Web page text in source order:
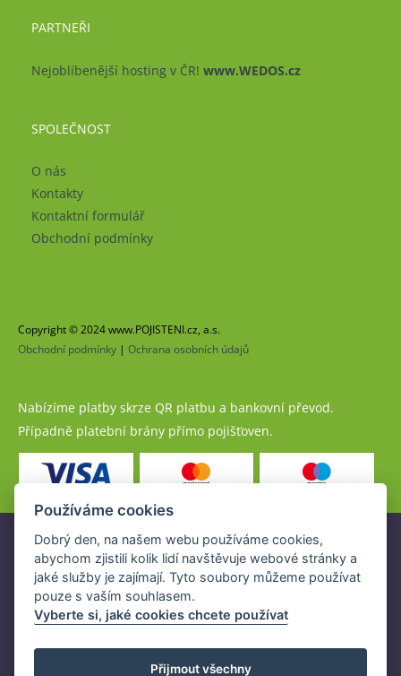
PARTNEŘI
Nejoblíbenější hosting v ČR! www.WEDOS.cz
SPOLEČNOST
O nás
Kontakty
Kontaktní formulář
Obchodní podmínky
Copyright © 2024 www.POJISTENI.cz, a.s.
Obchodní podmínky | Ochrana osobních údajů
Nabízíme platby skrze QR platbu a bankovní převod.
Případně platební brány přímo pojišťoven.
Pojistné produkty jsou nabízeny společností
www.POJISTENI.cz, a.s. na základě platné licence České
národní banky (ČNB).
Licence ČNB umožňuje www.POJISTENI.cz, a.s. poskytovat
Používáme cookies
Dobrý den, na našem webu používáme cookies,
abychom zjistili kolik lidí navštěvuje webové stránky a
jaké služby je zajímají. Tyto soubory můžeme používat
pouze s vaším souhlasem.
Vyberte si, jaké cookies chcete používat
Přijmout všechny